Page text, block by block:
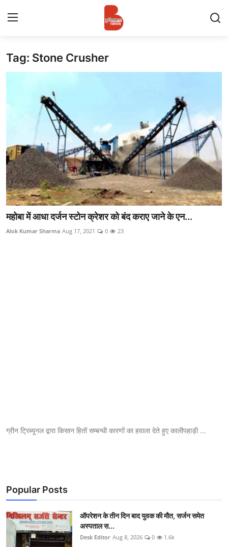
Login Register
प्रमुख ख़बर
अपना शहर
राज्य
बुन्देलखण्ड
वीडियो
क्राइम
Tag: Stone Crusher
महोबा में आधा दर्जन स्टोन क्रेशर को बंद कराए जाने के एन...
Alok Kumar Sharma Aug 17, 2021 0 23
ग्रीन ट्रिब्यूनल द्वारा किसान हितों सम्बन्धी कारणों का हवाला देते हुए कालीपहाड़ी ...
Popular Posts
ऑपरेशन के तीन दिन बाद युवक की मौत, सर्जन समेत
अस्पताल स...
Desk Editor Aug 8, 2026 0 1.6k